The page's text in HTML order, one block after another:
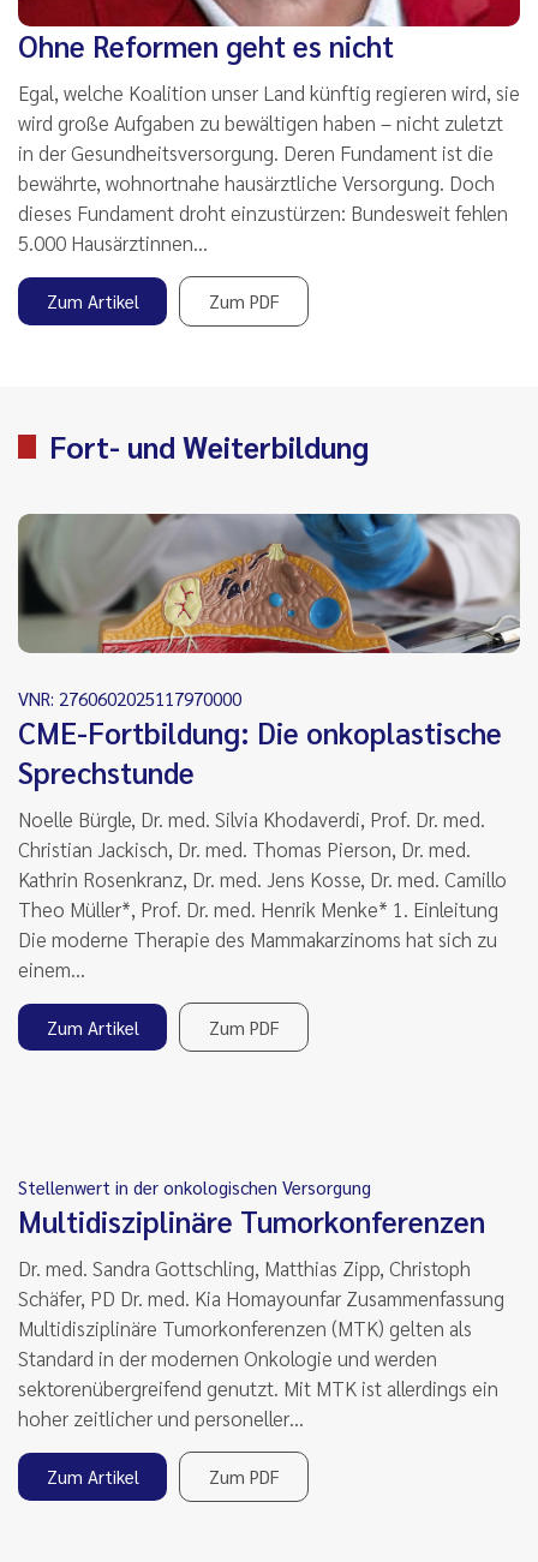
Ohne Reformen geht es nicht
Egal, welche Koalition unser Land künftig regieren wird, sie
wird große Aufgaben zu bewältigen haben – nicht zuletzt
in der Gesundheitsversorgung. Deren Fundament ist die
bewährte, wohnortnahe hausärztliche Versorgung. Doch
dieses Fundament droht einzustürzen: Bundesweit fehlen
5.000 Hausärztinnen…
Zum Artikel Zum PDF
Fort- und Weiterbildung
VNR: 2760602025117970000
CME-Fortbildung: Die onkoplastische
Sprechstunde
Noelle Bürgle, Dr. med. Silvia Khodaverdi, Prof. Dr. med.
Christian Jackisch, Dr. med. Thomas Pierson, Dr. med.
Kathrin Rosenkranz, Dr. med. Jens Kosse, Dr. med. Camillo
Theo Müller*, Prof. Dr. med. Henrik Menke* 1. Einleitung
Die moderne Therapie des Mammakarzinoms hat sich zu
einem…
Zum Artikel Zum PDF
Stellenwert in der onkologischen Versorgung
Multidisziplinäre Tumorkonferenzen
Dr. med. Sandra Gottschling, Matthias Zipp, Christoph
Schäfer, PD Dr. med. Kia Homayounfar Zusammenfassung
Multidisziplinäre Tumorkonferenzen (MTK) gelten als
Standard in der modernen Onkologie und werden
sektorenübergreifend genutzt. Mit MTK ist allerdings ein
hoher zeitlicher und personeller…
Zum Artikel Zum PDF